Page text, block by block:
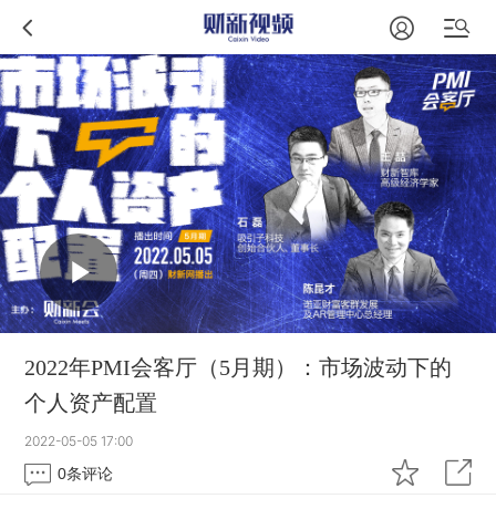
2022年PMI会客厅（5月期）：市场波动下的
个人资产配置
2022-05-05 17:00
0条评论